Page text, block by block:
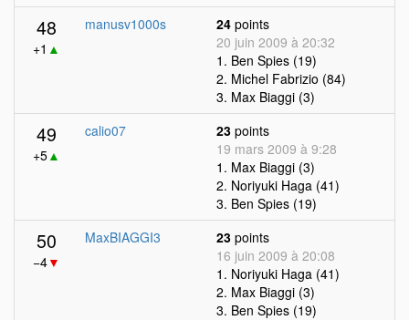
48
+1 ▲
manusv1000s 24 points
20 juin 2009 à 20:32
1. Ben Spies (19)
2. Michel Fabrizio (84)
3. Max Biaggi (3)
49
+5▲
calio07 23 points
19 mars 2009 à 9:28
1. Max Biaggi (3)
2. Noriyuki Haga (41)
3. Ben Spies (19)
50
−4▼
MaxBIAGGI3 23 points
16 juin 2009 à 20:08
1. Noriyuki Haga (41)
2. Max Biaggi (3)
3. Ben Spies (19)